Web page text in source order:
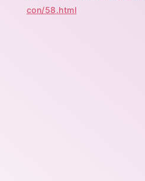
con/58.html